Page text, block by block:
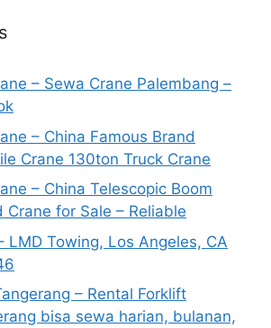
– Sewa Crane Palembang –
– China Famous Brand
Crane 130ton Truck Crane
– China Telescopic Boom
Crane for Sale – Reliable
LMD Towing, Los Angeles, CA
– Rental Forklift
bisa sewa harian, bulanan,